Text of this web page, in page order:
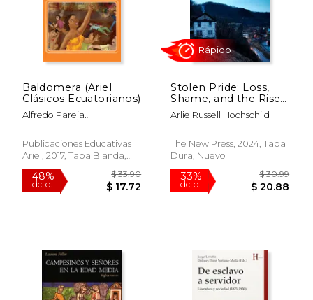
15% $ 24.95 15%
Baldomera (Ariel
Clásicos Ecuatorianos)
Alfredo Pareja
Publicaciones Educativas
Ariel, 2017, Tapa Blanda,
Nuevo
Stolen Pride: Loss,
Shame, and the Rise
of the Right (en
Inglés)
Arlie Russell Hochschild
The New Press, 2024, Tapa
Dura, Nuevo